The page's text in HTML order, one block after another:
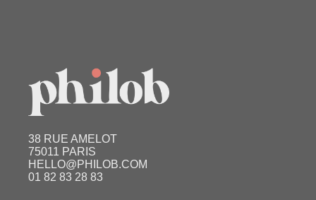
38 RUE AMELOT
75011 PARIS
HELLO@PHILOB.COM
01 82 83 28 83